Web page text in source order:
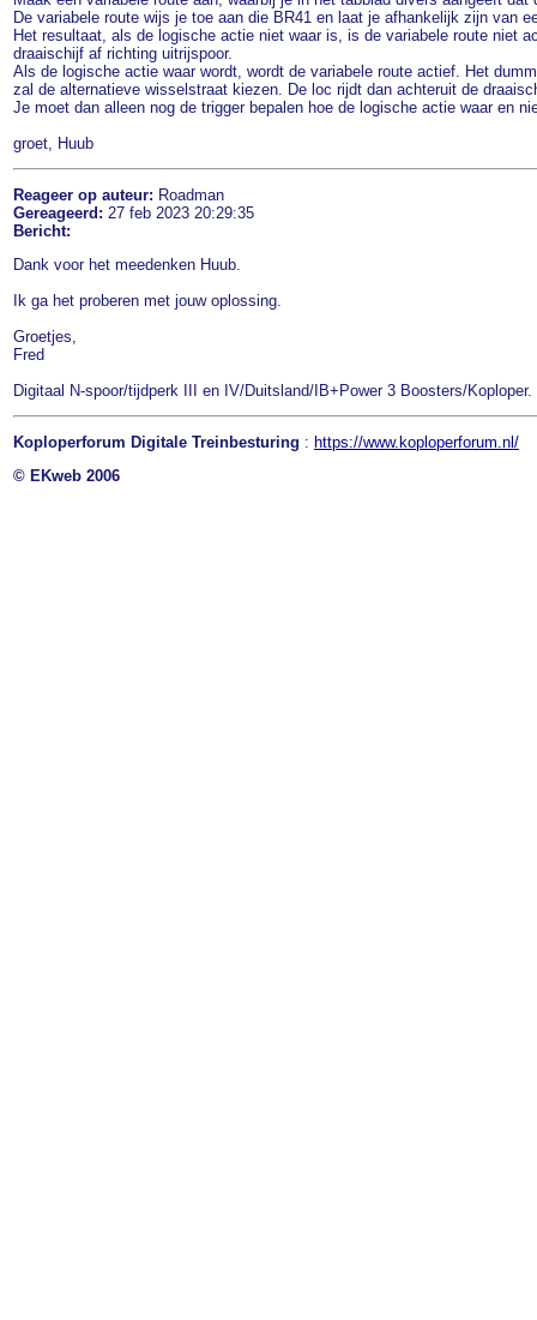
De variabele route wijs je toe aan die BR41 en laat je afhankelijk zijn van
Het resultaat, als de logische actie niet waar is, is de variabele route niet
draaischijf af richting uitrijspoor.
Als de logische actie waar wordt, wordt de variabele route actief. Het
zal de alternatieve wisselstraat kiezen. De loc rijdt dan achteruit de
Je moet dan alleen nog de trigger bepalen hoe de logische actie waar en
groet, Huub
Reageer op auteur: Roadman
Gereageerd: 27 feb 2023 20:29:35
Bericht:
Dank voor het meedenken Huub.
Ik ga het proberen met jouw oplossing.
Groetjes,
Fred
Digitaal N-spoor/tijdperk III en IV/Duitsland/IB+Power 3 Boosters/
Koploperforum Digitale Treinbesturing : https://www.koploperforum.nl/
© EKweb 2006